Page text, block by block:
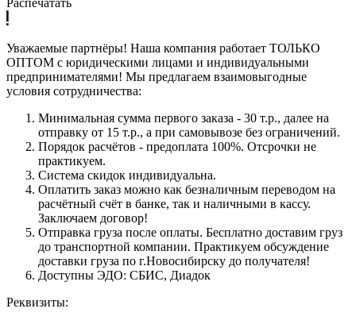
Распечатать
Уважаемые партнёры! Наша компания работает ТОЛЬКО
ОПТОМ с юридическими лицами и индивидуальными
предпринимателями! Мы предлагаем взаимовыгодные
условия сотрудничества:
Минимальная сумма первого заказа - 30 т.р., далее на
отправку от 15 т.р., а при самовывозе без ограничений.
Порядок расчётов - предоплата 100%. Отсрочки не
практикуем.
Система скидок индивидуальна.
Оплатить заказ можно как безналичным переводом на
расчётный счёт в банке, так и наличными в кассу.
Заключаем договор!
Отправка груза после оплаты. Бесплатно доставим груз
до транспортной компании. Практикуем обсуждение
доставки груза по г.Новосибирску до получателя!
Доступны ЭДО: СБИС, Диадок
Реквизиты: